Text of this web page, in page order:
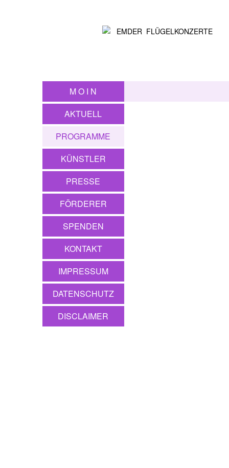
M O I N
AKTUELL
PROGRAMME
KÜNSTLER
PRESSE
FÖRDERER
SPENDEN
KONTAKT
IMPRESSUM
DATENSCHUTZ
DISCLAIMER